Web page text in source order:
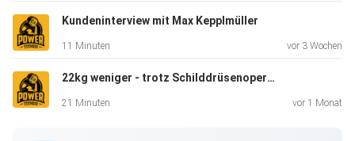
Kundeninterview mit Max Kepplmüller
11 Minuten vor 3 Wochen
22kg weniger - trotz Schilddrüsenoperation (mit nur 2h pro Woche)
21 Minuten vor 1 Monat